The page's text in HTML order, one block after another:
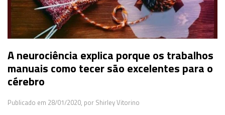
A neurociência explica porque os trabalhos
manuais como tecer são excelentes para o
cérebro
Publicado em 28/01/2020, por Shirley Vitorino